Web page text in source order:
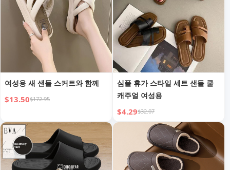
여성용 새 샌들 스커트와 함께
$13.50$172.95
심플 휴가 스타일 세트 샌들 쿨
캐주얼 여성용
$4.29$32.07